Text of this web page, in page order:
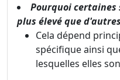
Pourquoi certaines
plus élevé que
Cela dépend
spécifique ainsi
lesquelles elles